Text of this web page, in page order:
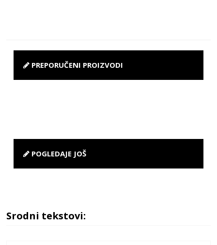
PREPORUČENI PROIZVODI
POGLEDAJE JOŠ
Srodni tekstovi: